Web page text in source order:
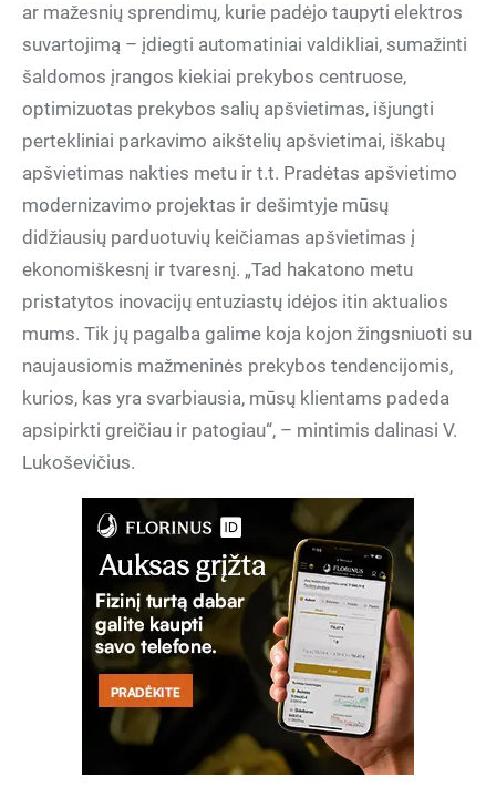
ar mažesnių sprendimų, kurie padėjo taupyti elektros
suvartojimą – įdiegti automatiniai valdikliai, sumažinti
šaldomos įrangos kiekiai prekybos centruose,
optimizuotas prekybos salių apšvietimas, išjungti
pertekliniai parkavimo aikštelių apšvietimai, iškabų
apšvietimas nakties metu ir t.t. Pradėtas apšvietimo
modernizavimo projektas ir dešimtyje mūsų
didžiausių parduotuvių keičiamas apšvietimas į
ekonomiškesnį ir tvaresnį. „Tad hakatono metu
pristatytos inovacijų entuziastų idėjos itin aktualios
mums. Tik jų pagalba galime koja kojon žingsniuoti su
naujausiomis mažmeninės prekybos tendencijomis,
kurios, kas yra svarbiausia, mūsų klientams padeda
apsipirkti greičiau ir patogiau“, – mintimis dalinasi V.
Lukoševičius.